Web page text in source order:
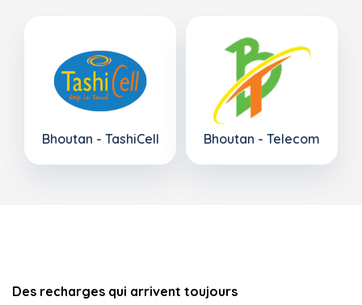
Bhoutan - TashiCell Bhoutan - Telecom
Des recharges qui arrivent toujours